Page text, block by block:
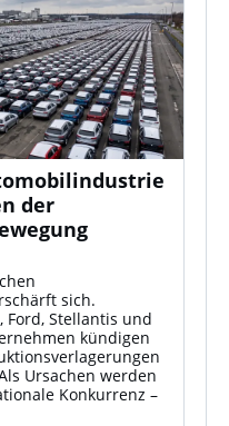
der
sich.
Ford, Stellantis und
kündigen
Ursachen werden
Konkurrenz –